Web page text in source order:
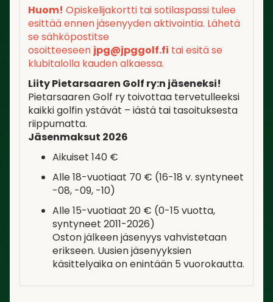
Huom! Opiskelijakortti tai sotilaspassi tulee
esittää ennen jäsenyyden aktivointia. Lähetä
se sähköpostitse
osoitteeseen jpg@jpggolf.fi tai esitä se
klubitalolla kauden alkaessa.
Liity Pietarsaaren Golf ry:n jäseneksi!
Pietarsaaren Golf ry toivottaa tervetulleeksi
kaikki golfin ystävät – iästä tai tasoituksesta
riippumatta.
Jäsenmaksut 2026
Aikuiset 140 €
Alle 18-vuotiaat 70 € (16-18 v. syntyneet
-08, -09, -10)
Alle 15-vuotiaat 20 € (0-15 vuotta,
syntyneet 2011-2026)
Oston jälkeen jäsenyys vahvistetaan
erikseen. Uusien jäsenyyksien
käsittelyaika on enintään 5 vuorokautta.